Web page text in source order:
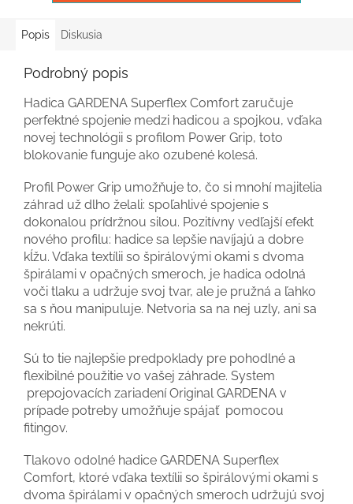
Popis Diskusia
Podrobný popis
Hadica GARDENA Superflex Comfort zaručuje
perfektné spojenie medzi hadicou a spojkou, vďaka
novej technológii s profilom Power Grip, toto
blokovanie funguje ako ozubené kolesá.
Profil Power Grip umožňuje to, čo si mnohí majitelia
záhrad už dlho želali: spoľahlivé spojenie s
dokonalou prídržnou silou. Pozitívny vedľajší efekt
nového profilu: hadice sa lepšie navíjajú a dobre
kĺžu. Vďaka textílii so špirálovými okami s dvoma
špirálami v opačných smeroch, je hadica odolná
voči tlaku a udržuje svoj tvar, ale je pružná a ľahko
sa s ňou manipuluje. Netvoria sa na nej uzly, ani sa
nekrúti.
Sú to tie najlepšie predpoklady pre pohodlné a
flexibilné použitie vo vašej záhrade. System
prepojovacích zariadení Original GARDENA v
prípade potreby umožňuje spájať pomocou
fitingov.
Tlakovo odolné hadice GARDENA Superflex
Comfort, ktoré vďaka textílii so špirálovými okami s
dvoma špirálami v opačných smeroch udržujú svoj